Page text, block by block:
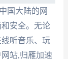
国大陆的网
安全。无论
听音乐、玩
站,归雁加速